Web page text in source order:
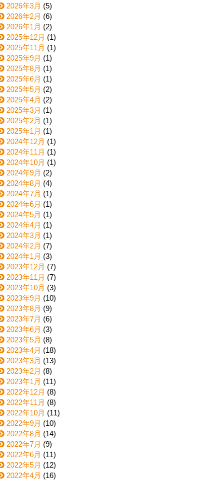
2026年3月 (5)
2026年2月 (6)
2026年1月 (2)
2025年12月 (1)
2025年11月 (1)
2025年9月 (1)
2025年8月 (1)
2025年6月 (1)
2025年5月 (2)
2025年4月 (2)
2025年3月 (1)
2025年2月 (1)
2025年1月 (1)
2024年12月 (1)
2024年11月 (1)
2024年10月 (1)
2024年9月 (2)
2024年8月 (4)
2024年7月 (1)
2024年6月 (1)
2024年5月 (1)
2024年4月 (1)
2024年3月 (1)
2024年2月 (7)
2024年1月 (3)
2023年12月 (7)
2023年11月 (7)
2023年10月 (3)
2023年9月 (10)
2023年8月 (9)
2023年7月 (6)
2023年6月 (3)
2023年5月 (8)
2023年4月 (18)
2023年3月 (13)
2023年2月 (8)
2023年1月 (11)
2022年12月 (8)
2022年11月 (8)
2022年10月 (11)
2022年9月 (10)
2022年8月 (14)
2022年7月 (9)
2022年6月 (11)
2022年5月 (12)
2022年4月 (16)